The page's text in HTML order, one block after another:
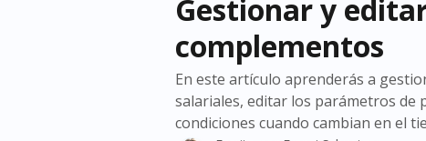
Gestionar y
complementos
En este artículo aprenderás a
salariales, editar los parámetros de
condiciones cuando cambian en el